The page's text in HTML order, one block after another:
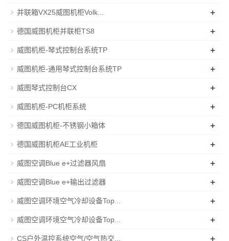
并联箱VX25威图机柜Volk... +
德国威图机柜并联柜TS8 +
威图机柜-琴式控制台系统TP +
威图机柜-通用琴式控制台系统TP +
威图琴式控制台CX +
威图机柜-PC机柜系统 +
德国威图机柜-不锈钢小箱体 +
德国威图机柜AE工业机柜 +
威图空调Blue e+过滤器风扇 +
威图空调Blue e+输出过滤器 +
威图空调环境空气冷却设备Top... +
威图空调环境空气冷却设备Top... +
CS户外温控系统空气/空气热交... +